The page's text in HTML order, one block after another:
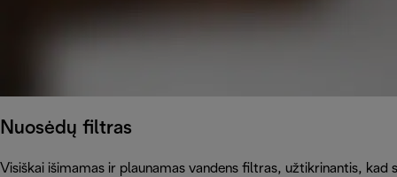
Nuosėdų filtras
Visiškai išimamas ir plaunamas vandens filtras, užtikrinantis, kad